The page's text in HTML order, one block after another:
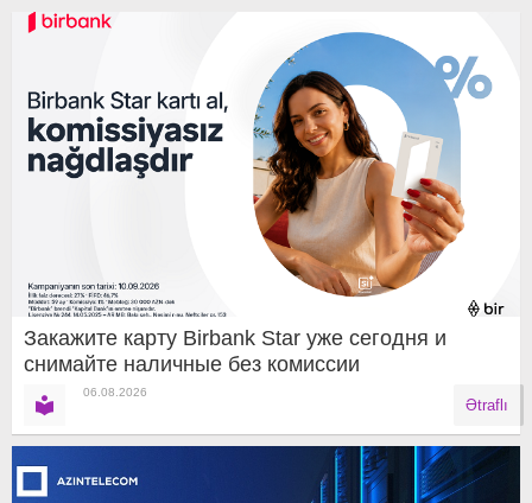
Закажите карту Birbank Star уже сегодня и
снимайте наличные без комиссии
06.08.2026
Ətraflı